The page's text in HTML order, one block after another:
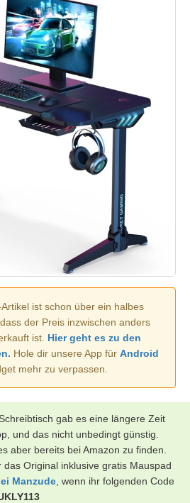
ist schon über ein halbes
der Preis inzwischen anders
ist. Hier geht es zu den
Hole dir unsere App für Android
mehr zu verpassen.
gab es eine längere Zeit
und das nicht unbedingt günstig.
aber bereits bei Amazon zu finden.
Original inklusive gratis Mauspad
Manzude , wenn ihr folgenden Code